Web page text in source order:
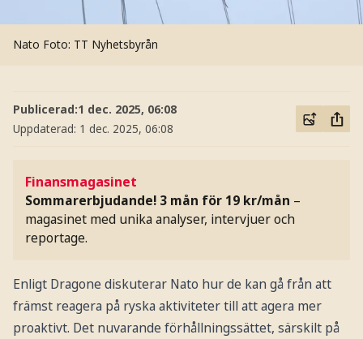
Nato Foto: TT Nyhetsbyrån
Publicerad:1 dec. 2025, 06:08
Uppdaterad: 1 dec. 2025, 06:08
Finansmagasinet
Sommarerbjudande! 3 mån för 19 kr/mån –
magasinet med unika analyser, intervjuer och
reportage.
Enligt Dragone diskuterar Nato hur de kan gå från att
främst reagera på ryska aktiviteter till att agera mer
proaktivt. Det nuvarande förhållningssättet, särskilt på